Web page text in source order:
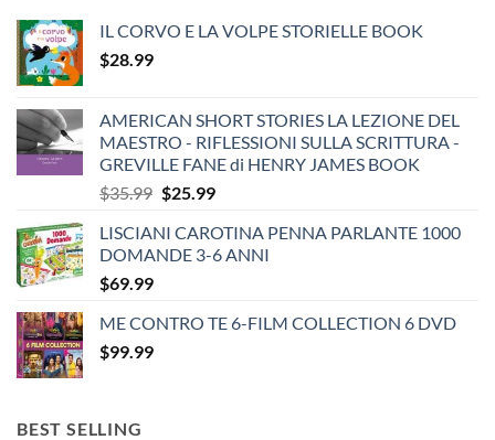
IL CORVO E LA VOLPE STORIELLE BOOK
$28.99
AMERICAN SHORT STORIES LA LEZIONE DEL
MAESTRO - RIFLESSIONI SULLA SCRITTURA -
GREVILLE FANE di HENRY JAMES BOOK
$35.99 Original
was:
$35.99.
$25.99Current
is:
$25.99.
LISCIANI CAROTINA PENNA PARLANTE 1000
DOMANDE 3-6 ANNI
$69.99
ME CONTRO TE 6-FILM COLLECTION 6 DVD
$99.99
BEST SELLING